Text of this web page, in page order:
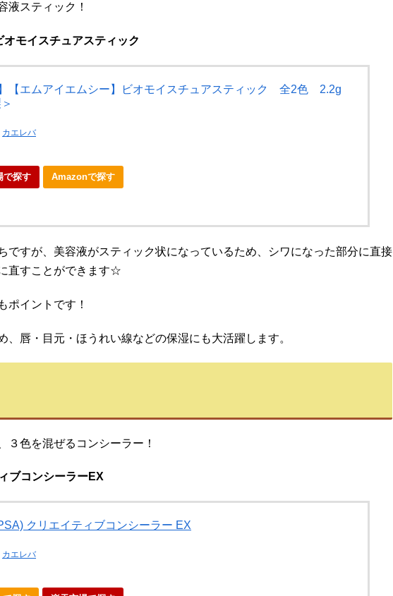
液スティック！
モイスチュアスティック
】【エムアイエムシー】ビオモイスチュアスティック 全2色 2.2g
カエレバ
で探す Amazonで探す
ですが、美容液がスティック状になっているため、シワになった部分に直接
直すことができます☆
ポイントです！
、唇・目元・ほうれい線などの保湿にも大活躍します。
３色を混ぜるコンシーラー！
ブコンシーラーEX
クリエイティブコンシーラー EX
カエレバ